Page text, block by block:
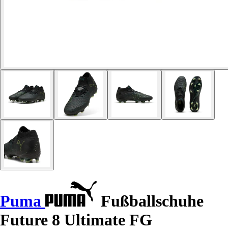
Puma
Fußballschuhe
Future 8 Ultimate FG